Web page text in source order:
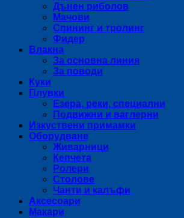
Дънен риболов
Мачови
Спининг и тролинг
Фидер
Влакна
За основна линия
За поводи
Куки
Плувки
Езера, реки, специални
Подвижни и ваглерни
Изкуствени примамки
Оборудване
Живарници
Кепчета
Ролери
Столове
Чанти и калъфи
Аксесоари
Макари